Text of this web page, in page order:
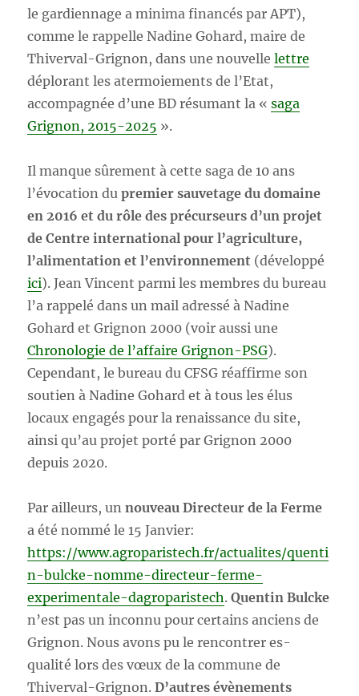
le gardiennage a minima financés par APT),
comme le rappelle Nadine Gohard, maire de
Thiverval-Grignon, dans une nouvellelettre
déplorant les atermoiements de l’Etat,
accompagnée d’une BD résumant la «saga
Grignon, 2015-2025 ».
Il manque sûrement à cette saga de 10 ans
l’évocation dupremier sauvetage du domaine
en 2016 et du rôle des précurseurs d’un projet
de Centre international pour l’agriculture,
l’alimentation et l’environnement (développé
ici). Jean Vincent parmi les membres du bureau
l’a rappelé dans un mail adressé à Nadine
Gohard et Grignon 2000 (voir aussi une
Chronologie de l’affaire Grignon-PSG).
Cependant, le bureau du CFSG réaffirme son
soutien à Nadine Gohard et à tous les élus
locaux engagés pour la renaissance du site,
ainsi qu’au projet porté par Grignon 2000
depuis 2020.
Par ailleurs, unnouveau Directeur de la Ferme
a été nommé le 15 Janvier:
https://www.agroparistech.fr/actualites/quenti
n-bulcke-nomme-directeur-ferme-
experimentale-dagroparistech.Quentin Bulcke
n’est pas un inconnu pour certains anciens de
Grignon. Nous avons pu le rencontrer es-
qualité lors des vœux de la commune de
Thiverval-Grignon.D’autres évènements